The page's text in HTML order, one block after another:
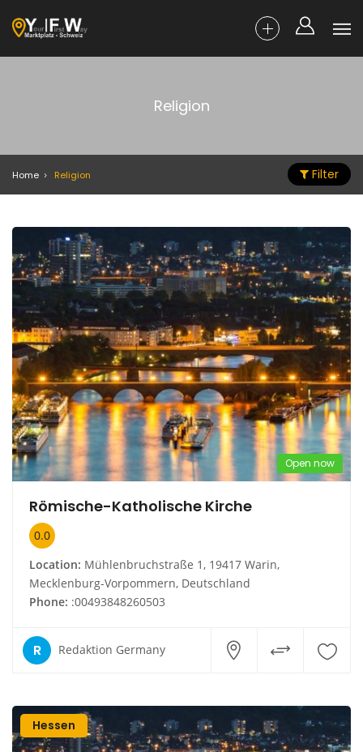
Religion
Home Religion Filter
Open now
Römische-Katholische Kirche
0.0
Location: Mühlenbruchstraße 1, 19417 Warin,
Mecklenburg-Vorpommern, Deutschland
Phone: :00493848260503
R Redaktion Germany
Hessen